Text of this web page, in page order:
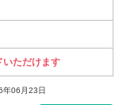
いただけます
年06月23日